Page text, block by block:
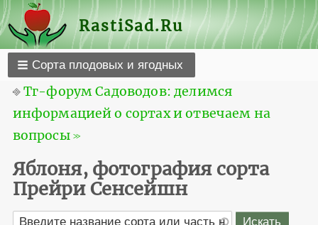
RastiSad.Ru
Сорта плодовых и ягодных
⎆Тг-форум Садоводов: делимся
информацией о сортах и отвечаем на
вопросы ≫
Яблоня, фотография сорта
Прейри Сенсейшн